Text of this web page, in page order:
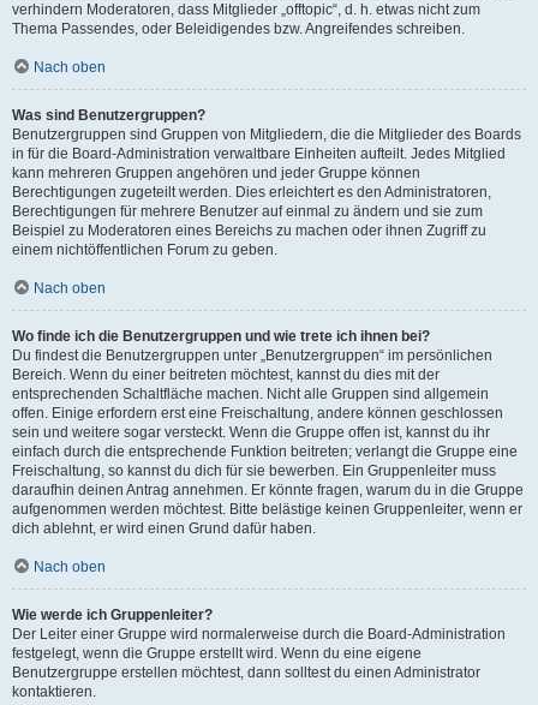
verhindern Moderatoren, dass Mitglieder „offtopic“, d. h. etwas nicht zum
Thema Passendes, oder Beleidigendes bzw. Angreifendes schreiben.
Nach oben
Was sind Benutzergruppen?
Benutzergruppen sind Gruppen von Mitgliedern, die die Mitglieder des Boards
in für die Board-Administration verwaltbare Einheiten aufteilt. Jedes Mitglied
kann mehreren Gruppen angehören und jeder Gruppe können
Berechtigungen zugeteilt werden. Dies erleichtert es den Administratoren,
Berechtigungen für mehrere Benutzer auf einmal zu ändern und sie zum
Beispiel zu Moderatoren eines Bereichs zu machen oder ihnen Zugriff zu
einem nichtöffentlichen Forum zu geben.
Nach oben
Wo finde ich die Benutzergruppen und wie trete ich ihnen bei?
Du findest die Benutzergruppen unter „Benutzergruppen“ im persönlichen
Bereich. Wenn du einer beitreten möchtest, kannst du dies mit der
entsprechenden Schaltfläche machen. Nicht alle Gruppen sind allgemein
offen. Einige erfordern erst eine Freischaltung, andere können geschlossen
sein und weitere sogar versteckt. Wenn die Gruppe offen ist, kannst du ihr
einfach durch die entsprechende Funktion beitreten; verlangt die Gruppe eine
Freischaltung, so kannst du dich für sie bewerben. Ein Gruppenleiter muss
daraufhin deinen Antrag annehmen. Er könnte fragen, warum du in die Gruppe
aufgenommen werden möchtest. Bitte belästige keinen Gruppenleiter, wenn er
dich ablehnt, er wird einen Grund dafür haben.
Nach oben
Wie werde ich Gruppenleiter?
Der Leiter einer Gruppe wird normalerweise durch die Board-Administration
festgelegt, wenn die Gruppe erstellt wird. Wenn du eine eigene
Benutzergruppe erstellen möchtest, dann solltest du einen Administrator
kontaktieren.